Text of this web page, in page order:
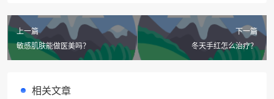
上一篇
敏感肌肤能做医美吗？
下一篇
冬天手红怎么治疗？
相关文章